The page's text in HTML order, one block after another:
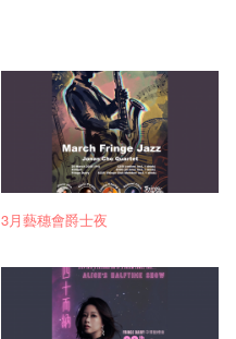
3月藝穗會爵士夜